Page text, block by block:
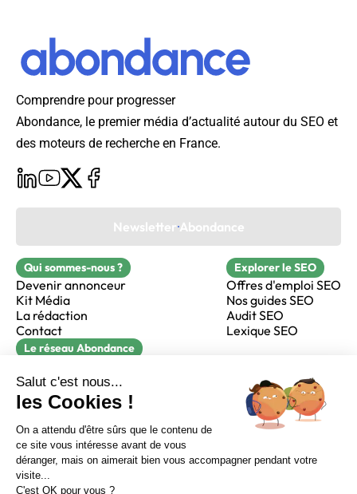
Sur LinkedIn Sur Youtube
Sur X Sur Facebook
Comprendre pour progresser
Abondance, le premier média d’actualité autour du SEO et
des moteurs de recherche en France.
Newsletter Abondance
Qui sommes-nous ?
Devenir annonceur
Kit Média
La rédaction
Contact
Explorer le SEO
Offres d'emploi SEO
Nos guides SEO
Audit SEO
Lexique SEO
Le réseau Abondance
Réacteur
alfie formation